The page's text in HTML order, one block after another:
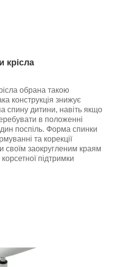
крісла
обрана такою
конструкція знижує
спину дитини, навіть якщо
в положенні
поспіль. Форма спинки
та корекції
своїм заокругленим краям
підтримки